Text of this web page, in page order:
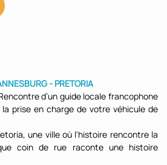
- PRETORIA
d’un guide locale francophone
prise en charge de votre véhicule de
une ville où l'histoire rencontre la
coin de rue raconte une histoire